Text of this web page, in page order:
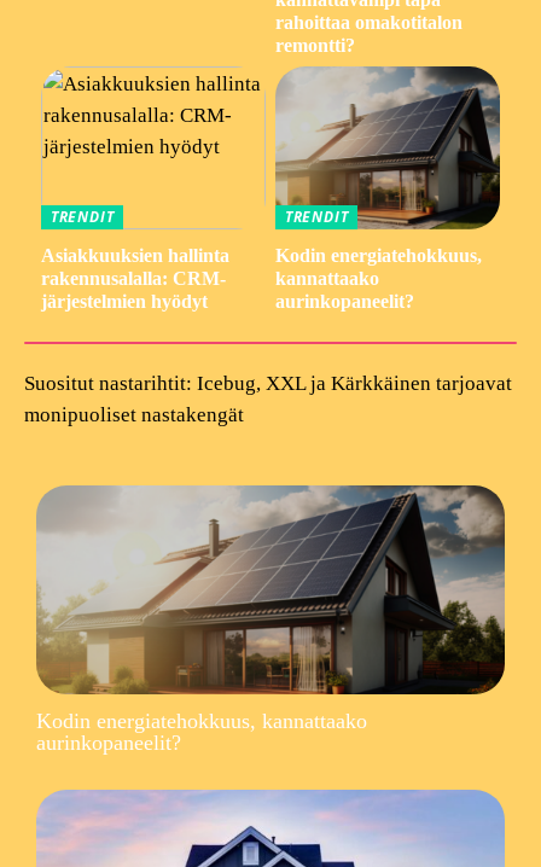
rahoittaa omakotitalon
remontti?
TRENDIT
Asiakkuuksien hallinta
rakennusalalla: CRM-
järjestelmien hyödyt
TRENDIT
Kodin energiatehokkuus,
kannattaako
aurinkopaneelit?
Suositut nastarihtit: Icebug, XXL ja Kärkkäinen tarjoavat
monipuoliset nastakengät
Kodin energiatehokkuus, kannattaako
aurinkopaneelit?